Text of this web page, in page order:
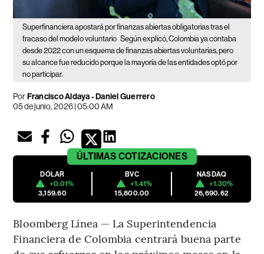
Superfinanciera apostará por finanzas abiertas obligatorias tras el
fracaso del modelo voluntario Según explicó, Colombia ya contaba
desde 2022 con un esquema de finanzas abiertas voluntarias, pero
su alcance fue reducido porque la mayoría de las entidades optó por
no participar.
PorFrancisco Aldaya-Daniel Guerrero
05 de junio, 2026 | 05:00 AM
ÚLTIMAS COTIZACIONES
DÓLAR
+0.01%
3,159.60
BVC
+1.41%
15,800.00
NASDAQ
+1.30%
26,690.62
Bloomberg Línea — La Superintendencia
Financiera de Colombia centrará buena parte